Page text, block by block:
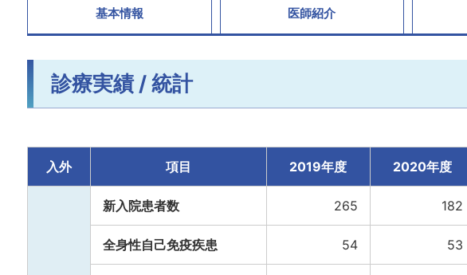
基本情報 医師紹介
診療実績 / 統計
入外 項目 2019年度 2020年度
新入院患者数 265 182
全身性自己免疫疾患 54 53